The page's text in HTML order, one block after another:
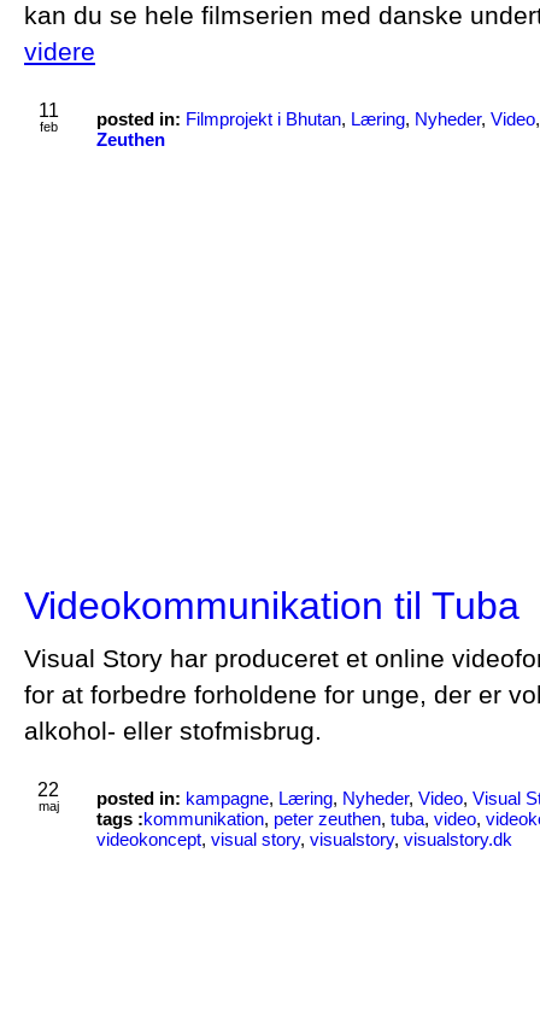
kan du se hele filmserien med danske
videre
11
feb posted in: Filmprojekt i Bhutan, Læring, Nyheder, Video
Zeuthen
Videokommunikation til Tuba
Visual Story har produceret et online
for at forbedre forholdene for unge, der er
alkohol- eller stofmisbrug.
22
maj posted in: kampagne, Læring, Nyheder, Video, Visual
tags :kommunikation, peter zeuthen, tuba, video,
videokoncept, visual story, visualstory, visualstory.dk